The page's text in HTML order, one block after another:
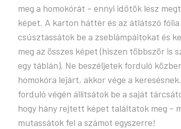
meg a homokórát – ennyi időtök lesz
képet. A karton háttér és az átlátszó fólia
csúsztassátok be a zseblámpáitokat és
meg az összes képet (hiszen többször is
egy táblán). Ne beszéljetek forduló
homokóra lejárt, akkor vége a
forduló végén állítsátok be a saját
hogy hány rejtett képet találtatok meg –
mutassátok fel a számot egyszerre!